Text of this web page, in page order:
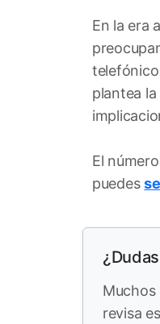
En la era
plantea
El
puedes
Muchos
revisa